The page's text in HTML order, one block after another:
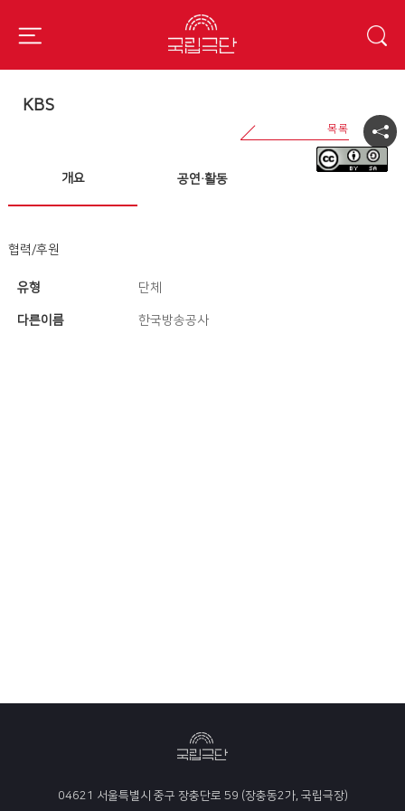
KBS
개요 공연·활동
협력/후원
유형 단체
다른이름 한국방송공사
04621 서울특별시 중구 장충단로 59 (장충동2가, 국립극장)